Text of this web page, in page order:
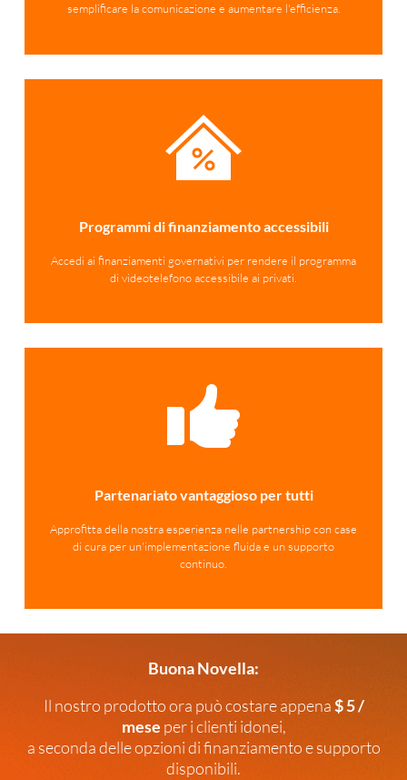
semplificare la comunicazione e aumentare l'efficienza.
Programmi di finanziamento accessibili
Accedi ai finanziamenti governativi per rendere il programma
di videotelefono accessibile ai privati.
Partenariato vantaggioso per tutti
Approfitta della nostra esperienza nelle partnership con case
di cura per un'implementazione fluida e un supporto
continuo.
Buona Novella:
Il nostro prodotto ora può costare appena$ 5 /
mese per i clienti idonei,
a seconda delle opzioni di finanziamento e supporto
disponibili.